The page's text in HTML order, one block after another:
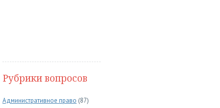
Рубрики вопросов
Административное право (87)